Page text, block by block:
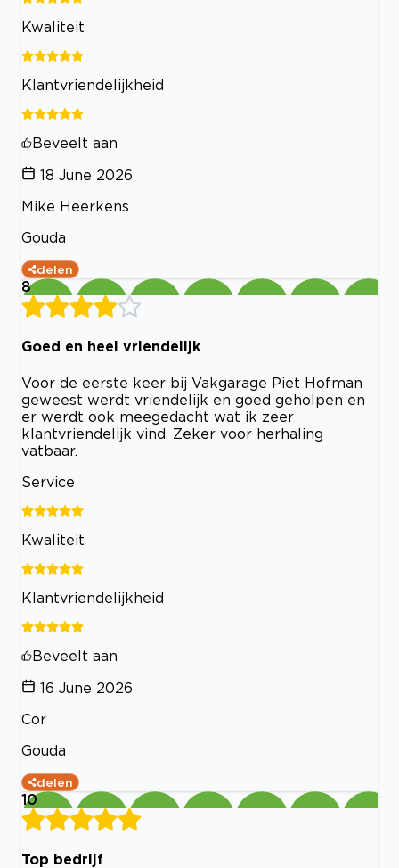
Kwaliteit
Klantvriendelijkheid
Beveelt aan
18 June 2026
Mike Heerkens
Gouda
delen
8
Goed en heel vriendelijk
Voor de eerste keer bij Vakgarage Piet Hofman
geweest werdt vriendelijk en goed geholpen en
er werdt ook meegedacht wat ik zeer
klantvriendelijk vind. Zeker voor herhaling
vatbaar.
Service
Kwaliteit
Klantvriendelijkheid
Beveelt aan
16 June 2026
Cor
Gouda
delen
10
Top bedrijf